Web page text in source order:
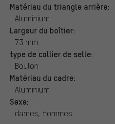
Matériau du triangle arrière:
Aluminium
Largeur du boîtier:
73 mm
type de collier de selle:
Boulon
Matériau du cadre:
Aluminium
Sexe:
dames, hommes